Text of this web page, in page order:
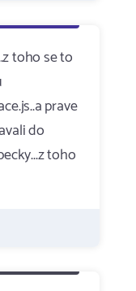
toho se to
prave
do
toho